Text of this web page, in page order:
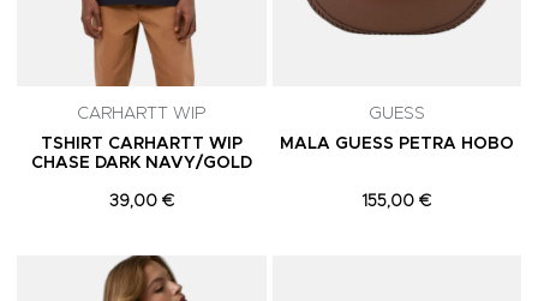
CARHARTT WIP
TSHIRT CARHARTT WIP
CHASE DARK NAVY/GOLD
39,00 €
GUESS
MALA GUESS PETRA HOBO
155,00 €